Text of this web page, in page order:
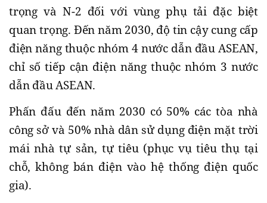
trọng và N-2 đối với vùng phụ tải đặc biệt
quan trọng. Đến năm 2030, độ tin cậy cung cấp
điện năng thuộc nhóm 4 nước dẫn đầu ASEAN,
chỉ số tiếp cận điện năng thuộc nhóm 3 nước
dẫn đầu ASEAN.
Phấn đấu đến năm 2030 có 50% các tòa nhà
công sở và 50% nhà dân sử dụng điện mặt trời
mái nhà tự sản, tự tiêu (phục vụ tiêu thụ tại
chỗ, không bán điện vào hệ thống điện quốc
gia).